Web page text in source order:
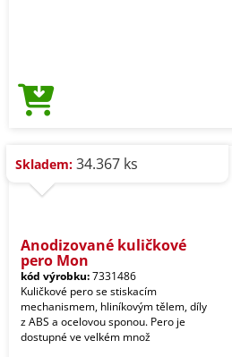
Skladem: 34.367 ks
Anodizované kuličkové
pero Mon
kód výrobku:7331486
Kuličkové pero se stiskacím
mechanismem, hliníkovým tělem, díly
z ABS a ocelovou sponou. Pero je
dostupné ve velkém množ